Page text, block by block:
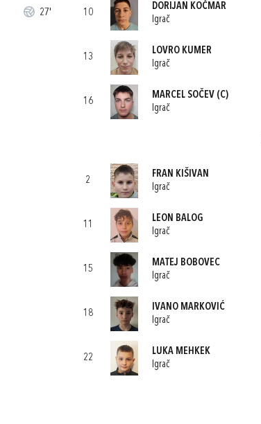
27' 10
DORIJAN KOČMAR
Igrač
13
LOVRO KUMER
Igrač
16
MARCEL SOČEV(C)
Igrač
2
FRAN KIŠIVAN
Igrač
11
LEON BALOG
Igrač
15
MATEJ BOBOVEC
Igrač
18
IVANO MARKOVIĆ
Igrač
22
LUKA MEHKEK
Igrač